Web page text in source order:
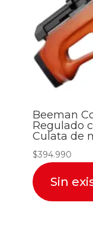
Beeman
Regulado
Culata de
$394.990
Sin